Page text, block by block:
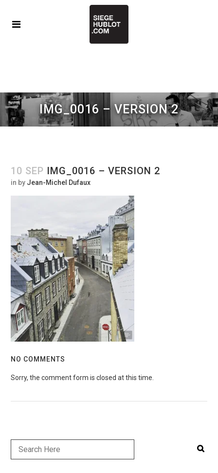
IMG_0016 – VERSION 2
10 SEP IMG_0016 – VERSION 2
in by Jean-Michel Dufaux
NO COMMENTS
Sorry, the comment form is closed at this time.